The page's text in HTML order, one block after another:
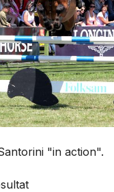
"in action".